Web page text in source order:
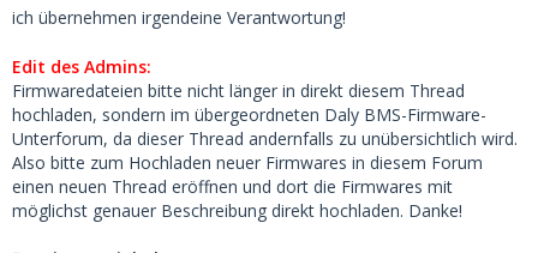
ich übernehmen irgendeine Verantwortung!
Edit des Admins:
Firmwaredateien bitte nicht länger in direkt diesem Thread
hochladen, sondern im übergeordneten Daly BMS-Firmware-
Unterforum, da dieser Thread andernfalls zu unübersichtlich wird.
Also bitte zum Hochladen neuer Firmwares in diesem Forum
einen neuen Thread eröffnen und dort die Firmwares mit
möglichst genauer Beschreibung direkt hochladen. Danke!